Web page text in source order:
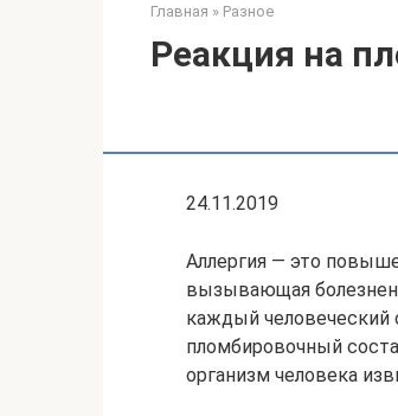
Главная » Разное
Реакция на
24.11.2019
Аллергия ― это
вызывающая
каждый человеческий
пломбировочный
организм человека